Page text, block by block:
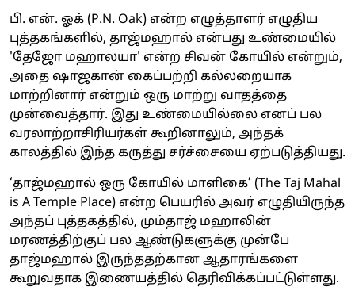
பி. என். ஓக் (P.N. Oak) என்ற எழுத்தாளர் எழுதிய
புத்தகங்களில், தாஜ்மஹால் என்பது உண்மையில்
'தேஜோ மஹாலயா' என்ற சிவன் கோயில் என்றும்,
அதை ஷாஜகான் கைப்பற்றி கல்லறையாக
மாற்றினார் என்றும் ஒரு மாற்று வாதத்தை
முன்வைத்தார். இது உண்மையில்லை எனப் பல
வரலாற்றாசிரியர்கள் கூறினாலும், அந்தக்
காலத்தில் இந்த கருத்து சர்ச்சையை ஏற்படுத்தியது.
‘தாஜ்மஹால் ஒரு கோயில் மாளிகை’ (The Taj Mahal
is A Temple Place) என்ற பெயரில் அவர் எழுதியிருந்த
அந்தப் புத்தகத்தில், மும்தாஜ் மஹாலின்
மரணத்திற்குப் பல ஆண்டுகளுக்கு முன்பே
தாஜ்மஹால் இருந்ததற்கான ஆதாரங்களை
கூறுவதாக இணையத்தில் தெரிவிக்கப்பட்டுள்ளது.